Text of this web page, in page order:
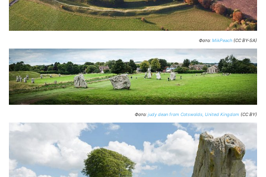
Фото: MikPeach (CC BY-SA)
Фото: judy dean from Cotswolds, United Kingdom (CC BY)